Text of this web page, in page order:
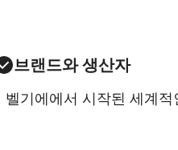
브랜드와 생산자
벨기에에서 시작된 세계